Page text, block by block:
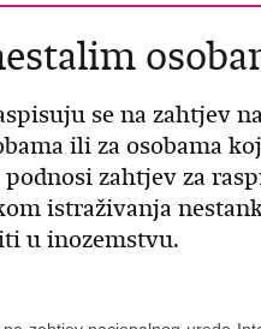
se na zahtjev
ili za osobama
zahtjev za
istraživanja
u inozemstvu.